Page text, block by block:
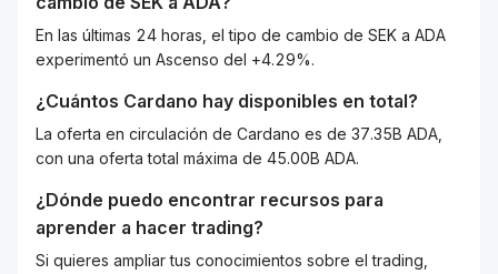
En las últimas 24 horas, el tipo de cambio de SEK a ADA
experimentó un Ascenso del +4.29%.
¿Cuántos Cardano hay disponibles en total?
La oferta en circulación de Cardano es de 37.35B ADA,
con una oferta total máxima de 45.00B ADA.
¿Dónde puedo encontrar recursos para
aprender a hacer trading?
Si quieres ampliar tus conocimientos sobre el trading,